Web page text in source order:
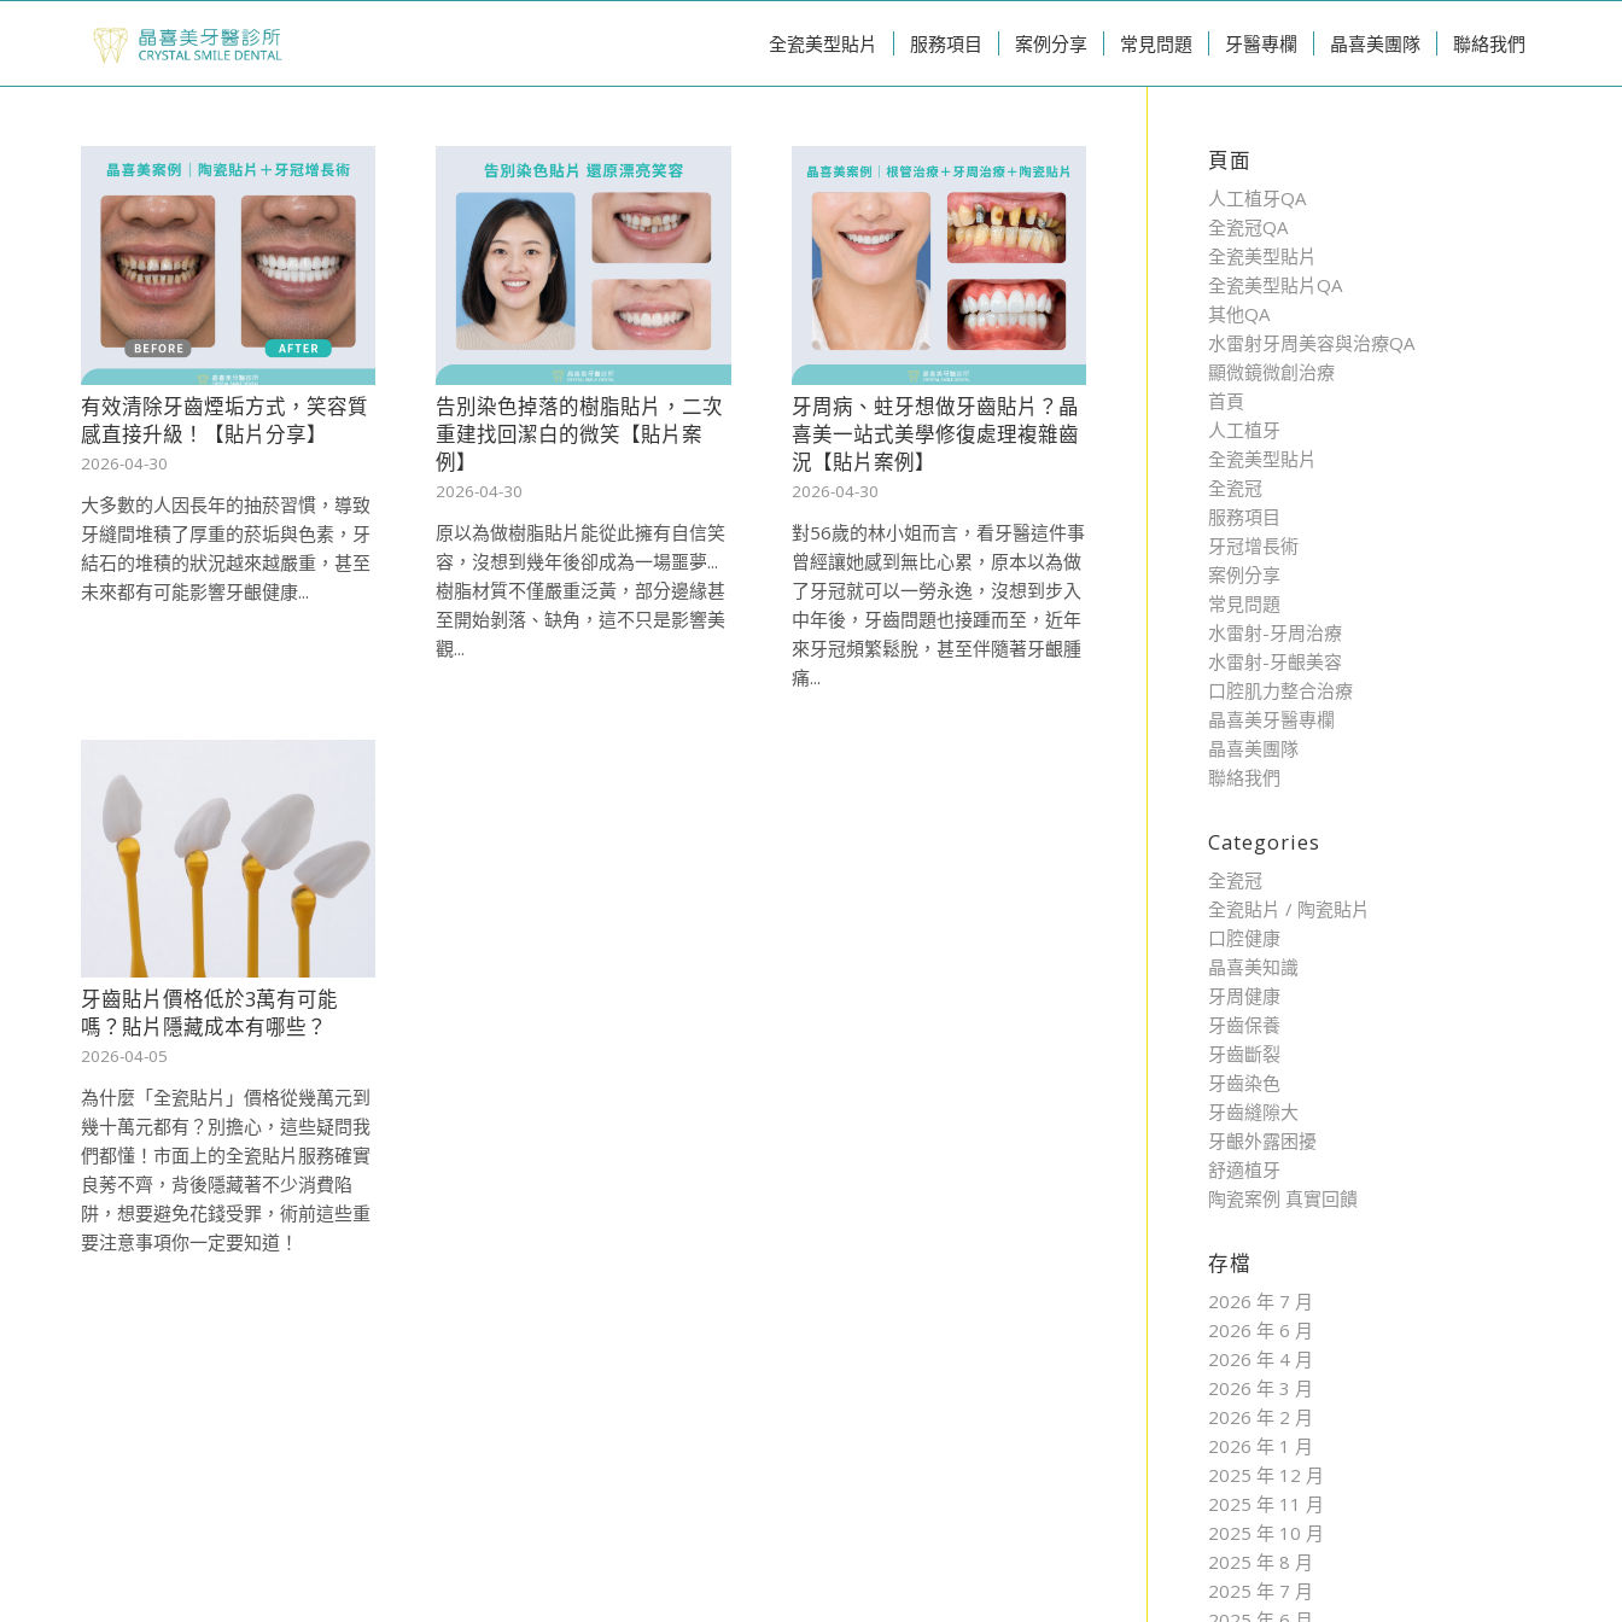
全瓷美型貼片 服務項目 案例分享 常見問題 牙醫專欄 晶喜美團隊 聯絡我們
有效清除牙齒煙垢方式，笑容質
感直接升級！【貼片分享】
2026-04-30
大多數的人因長年的抽菸習慣，導致
牙縫間堆積了厚重的菸垢與色素，牙
結石的堆積的狀況越來越嚴重，甚至
未來都有可能影響牙齦健康...
告別染色掉落的樹脂貼片，二次
重建找回潔白的微笑【貼片案
例】
2026-04-30
原以為做樹脂貼片能從此擁有自信笑
容，沒想到幾年後卻成為一場噩夢...
樹脂材質不僅嚴重泛黃，部分邊緣甚
至開始剝落、缺角，這不只是影響美
觀...
牙周病、蛀牙想做牙齒貼片？晶
喜美一站式美學修復處理複雜齒
況【貼片案例】
2026-04-30
對56歲的林小姐而言，看牙醫這件事
曾經讓她感到無比心累，原本以為做
了牙冠就可以一勞永逸，沒想到步入
中年後，牙齒問題也接踵而至，近年
來牙冠頻繁鬆脫，甚至伴隨著牙齦腫
痛...
牙齒貼片價格低於3萬有可能
嗎？貼片隱藏成本有哪些？
2026-04-05
為什麼「全瓷貼片」價格從幾萬元到
幾十萬元都有？別擔心，這些疑問我
們都懂！市面上的全瓷貼片服務確實
良莠不齊，背後隱藏著不少消費陷
阱，想要避免花錢受罪，術前這些重
要注意事項你一定要知道！
頁面
人工植牙QA
全瓷冠QA
全瓷美型貼片
全瓷美型貼片QA
其他QA
水雷射牙周美容與治療QA
顯微鏡微創治療
首頁
人工植牙
全瓷美型貼片
全瓷冠
服務項目
牙冠增長術
案例分享
常見問題
水雷射-牙周治療
水雷射-牙齦美容
口腔肌力整合治療
晶喜美牙醫專欄
晶喜美團隊
聯絡我們
Categories
全瓷冠
全瓷貼片 / 陶瓷貼片
口腔健康
晶喜美知識
牙周健康
牙齒保養
牙齒斷裂
牙齒染色
牙齒縫隙大
牙齦外露困擾
舒適植牙
陶瓷案例 真實回饋
存檔
2026 年 7 月
2026 年 6 月
2026 年 4 月
2026 年 3 月
2026 年 2 月
2026 年 1 月
2025 年 12 月
2025 年 11 月
2025 年 10 月
2025 年 8 月
2025 年 7 月